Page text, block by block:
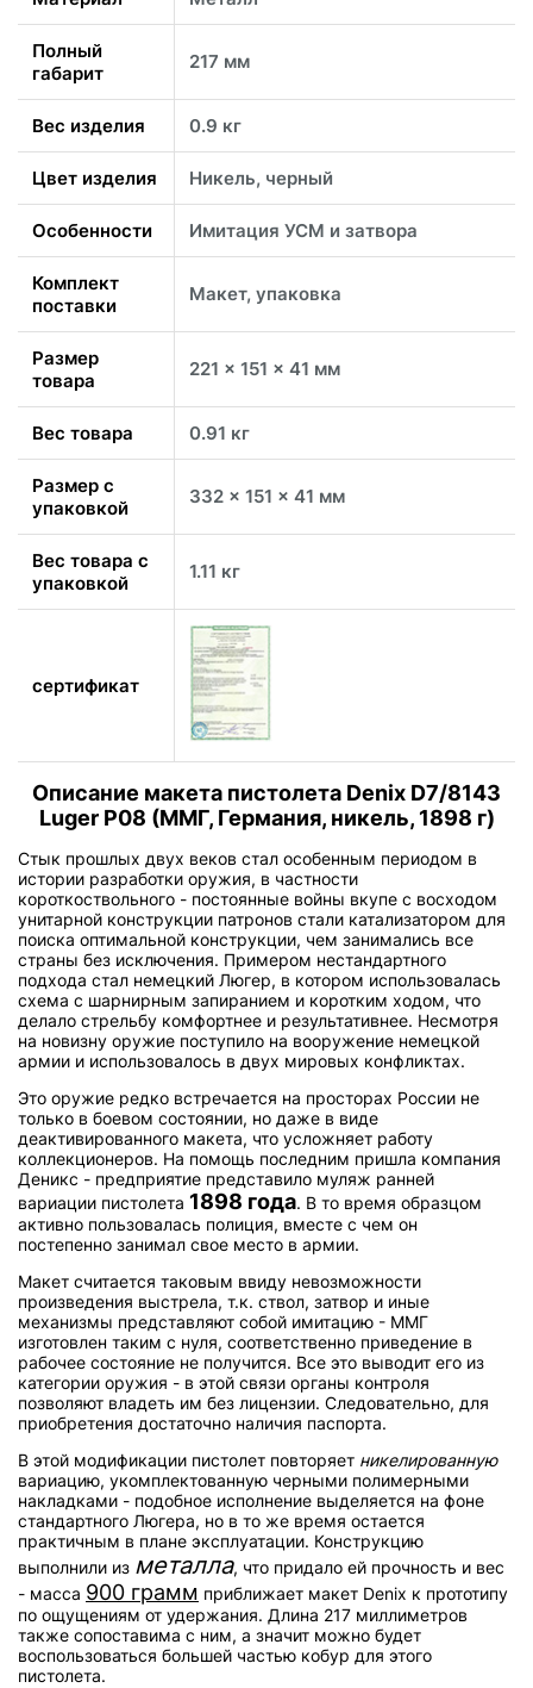
Полный
габарит
217 мм
Вес изделия 0.9 кг
Цвет изделия Никель, черный
Особенности Имитация УСМ и затвора
Комплект
поставки
Макет, упаковка
Размер
товара
221 x 151 x 41 мм
Вес товара 0.91 кг
Размер с
упаковкой
332 x 151 x 41 мм
Вес товара с
упаковкой
1.11 кг
сертификат
Описание макета пистолета Denix D7/8143
Luger P08 (ММГ, Германия, никель, 1898 г)
Стык прошлых двух веков стал особенным периодом в
истории разработки оружия, в частности
короткоствольного - постоянные войны вкупе с восходом
унитарной конструкции патронов стали катализатором для
поиска оптимальной конструкции, чем занимались все
страны без исключения. Примером нестандартного
подхода стал немецкий Люгер, в котором использовалась
схема с шарнирным запиранием и коротким ходом, что
делало стрельбу комфортнее и результативнее. Несмотря
на новизну оружие поступило на вооружение немецкой
армии и использовалось в двух мировых конфликтах.
Это оружие редко встречается на просторах России не
только в боевом состоянии, но даже в виде
деактивированного макета, что усложняет работу
коллекционеров. На помощь последним пришла компания
Деникс - предприятие представило муляж ранней
вариации пистолета 1898 года. В то время образцом
активно пользовалась полиция, вместе с чем он
постепенно занимал свое место в армии.
Макет считается таковым ввиду невозможности
произведения выстрела, т.к. ствол, затвор и иные
механизмы представляют собой имитацию - ММГ
изготовлен таким с нуля, соответственно приведение в
рабочее состояние не получится. Все это выводит его из
категории оружия - в этой связи органы контроля
позволяют владеть им без лицензии. Следовательно, для
приобретения достаточно наличия паспорта.
В этой модификации пистолет повторяет никелированную
вариацию, укомплектованную черными полимерными
накладками - подобное исполнение выделяется на фоне
стандартного Люгера, но в то же время остается
практичным в плане эксплуатации. Конструкцию
выполнили из металла, что придало ей прочность и вес
- масса 900 грамм приближает макет Denix к прототипу
по ощущениям от удержания. Длина 217 миллиметров
также сопоставима с ним, а значит можно будет
воспользоваться большей частью кобур для этого
пистолета.